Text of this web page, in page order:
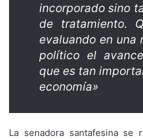
incorporado sino
de tratamiento.
evaluando en una
político el
que es tan
economía»
La senadora santafesina